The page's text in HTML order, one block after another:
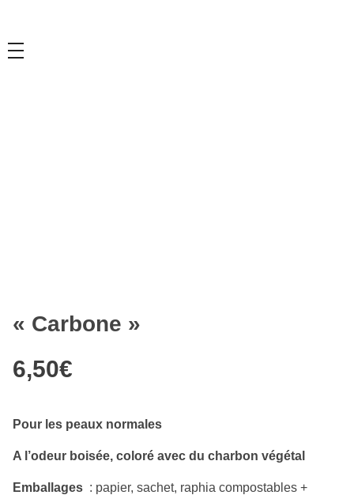
« Carbone »
6,50€
Pour les peaux normales
A l’odeur boisée, coloré avec du charbon végétal
Emballages : papier, sachet, raphia compostables +